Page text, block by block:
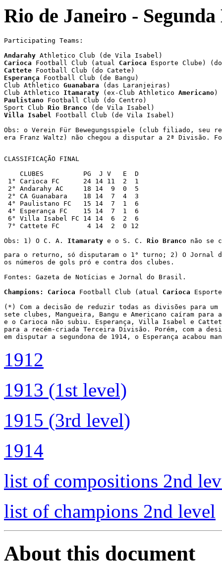
Rio de Janeiro - Segunda
Participating Teams:
Andarahy Athletico Club (de Vila Isabel)
Carioca Football Club (atual Carioca Esporte Clube)
Cattete Football Club (do Catete)
Esperança Football Club (de Bangu)
Club Athletico Guanabara (das Laranjeiras)
Club Athletico Itamaraty (ex-Club Athletico Americano)
Paulistano Football Club (do Centro)
Sport Club Rio Branco (de Vila Isabel)
Villa Isabel
Football Club (de Vila Isabel)
Obs: o Verein Für Bewegungsspiele (club filiado, seu
era Franz Waltz) não chegou a disputar a 2ª Divisão.
CLASSIFICAÇÃO FINAL
    CLUBES          PG  J V   E  D
1° Carioca FC      24 14 11  2  1
2° Andarahy AC     18 14  9  0  5
2° CA Guanabara    18 14  7  4  3
4° Paulistano FC   15 14  7  1  6
4° Esperança FC    15 14  7  1  6
6° Villa Isabel FC 14 14  6  2  6
7° Cattete FC       4 14  2  0 12
Obs: 1) O C. A. Itamaraty e o S. C. Rio Branco não se
para o returno, só disputaram o 1° turno; 2) O Jornal
os números de gols pró e contra dos clubes.
Fontes: Gazeta de Notícias e Jornal do Brasil.
Champions: Carioca Football Club (atual Carioca
(*) Com a decisão de reduzir todas as divisões para um
sete clubes, Mangueira, Bangu e Americano caíram para
e o Carioca não subiu. Esperança, Villa Isabel e
para a recém-criada Terceira Divisão. Porém, com a
em disputar a segundona de 1914, o Esperança acabou
1912
1913 (1st level)
1915 (3rd level)
1914
list of compositions 2nd
list of champions 2nd level
About this document